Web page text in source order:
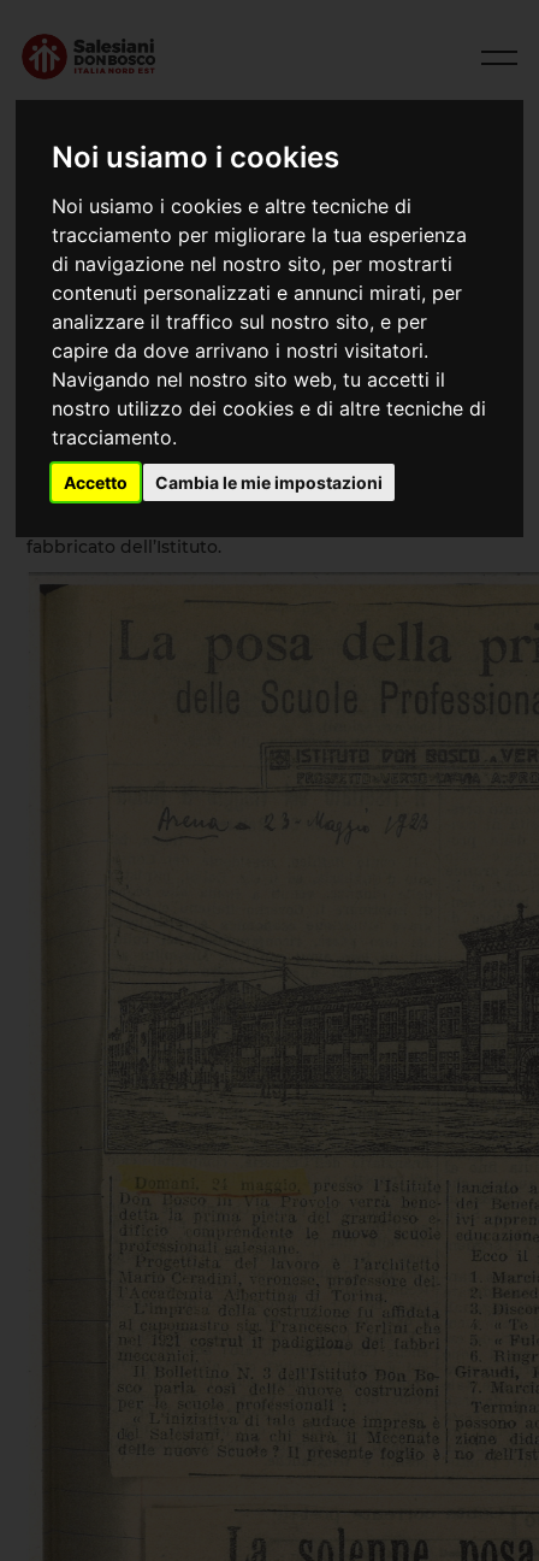
Noi usiamo i cookies
Noi usiamo i cookies e altre tecniche di
tracciamento per migliorare la tua esperienza
di navigazione nel nostro sito, per mostrarti
contenuti personalizzati e annunci mirati, per
analizzare il traffico sul nostro sito, e per
capire da dove arrivano i nostri visitatori.
Navigando nel nostro sito web, tu accetti il
nostro utilizzo dei cookies e di altre tecniche di
tracciamento.
Accetto Cambia le mie impostazioni
24/05/2023
Verona don Bosco. 100 anni!
24 maggio 1923 – 24 maggio 2023
fabbricato dell’Istituto.